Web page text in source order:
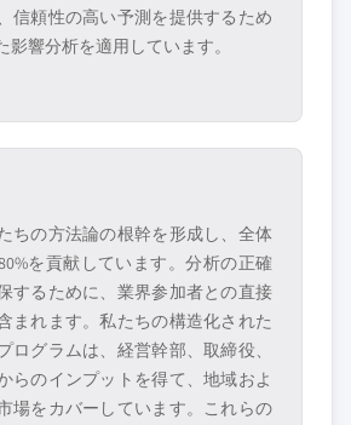
信頼性の高い予測を提供するため
影響分析を適用しています。
ちの方法論の根幹を形成し、全体
を貢献しています。分析の正確
するために、業界参加者との直接
まれます。私たちの構造化された
ログラムは、経営幹部、取締役、
らのインプットを得て、地域およ
場をカバーしています。これらの